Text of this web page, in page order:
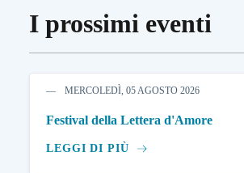
I prossimi eventi
MERCOLEDÌ, 05 AGOSTO 2026
Festival della Lettera d'Amore
LEGGI DI PIÙ